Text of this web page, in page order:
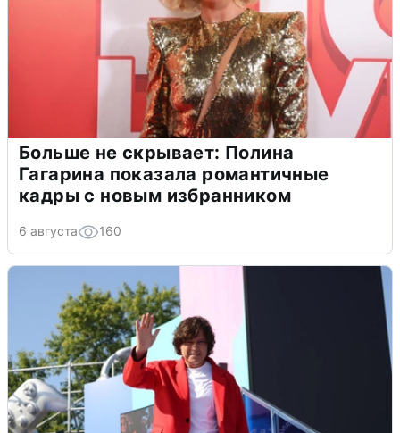
Больше не скрывает: Полина
Гагарина показала романтичные
кадры с новым избранником
6 августа 160